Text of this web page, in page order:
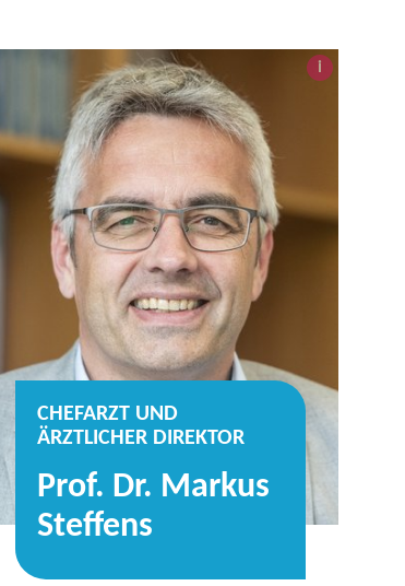
i
CHEFARZT UND
ÄRZTLICHER DIREKTOR
Prof. Dr. Markus
Steffens